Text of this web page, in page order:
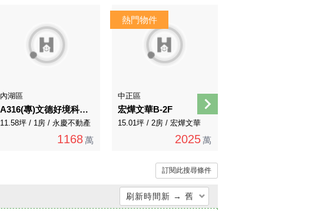
內湖區
A316(專)文德好境科技新貴美妝首購
11.58坪 / 1房 / 永慶不動產
1168 萬
中正區
宏燁文華B-2F
15.01坪 / 2房 / 宏燁文華
2025 萬
訂閱此搜尋條件
刷新時間新 → 舊